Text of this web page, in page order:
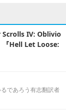
Scrolls IV: Oblivio
『Hell Let Loose:
であろう有志翻訳者